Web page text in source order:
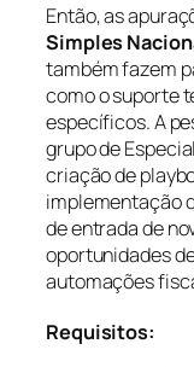
Então, as
Simples
também fazem
como o suporte
específicos. A
grupo de
criação de
implementação
de entrada de
oportunidades
automações
Requisitos: